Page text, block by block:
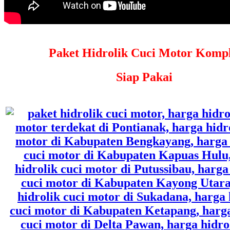
Paket Hidrolik Cuci Motor
Siap Pakai